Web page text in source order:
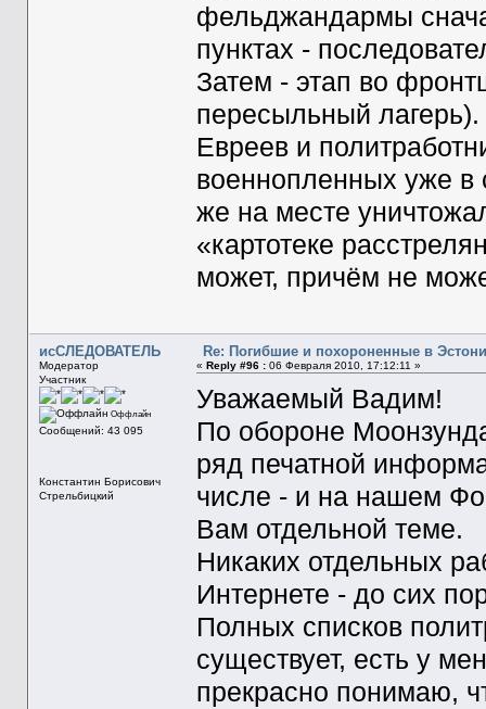
фельджандармы
пунктах -
Затем - этап во
пересыльный
Евреев и
военнопленных уже в
же на месте
«картотеке
может, причём не
исСЛЕДОВАТЕЛЬ
Модератор
Участник
Оффлайн
Сообщений: 43 095
Константин Борисович
Стрельбицкий
Re: Погибшие и похороненные в
« Reply #96 :06 Февраля 2010, 17:12:11 »
Уважаемый Вадим!
По обороне
ряд печатной
числе - и на нашем
Вам отдельной теме.
Никаких отдельных
Интернете - до сих
Полных списков
существует, есть у
прекрасно понимаю,